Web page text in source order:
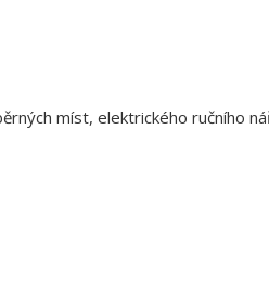
míst, elektrického ručního